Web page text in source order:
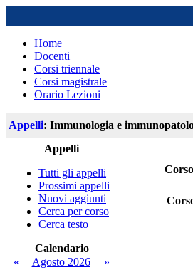
Home
Docenti
Corsi triennale
Corsi magistrale
Orario Lezioni
Appelli: Immunologia e
Appelli
Tutti gli appelli
Prossimi appelli
Nuovi aggiunti
Cerca per corso
Cerca testo
Calendario
«
Agosto 2026
»